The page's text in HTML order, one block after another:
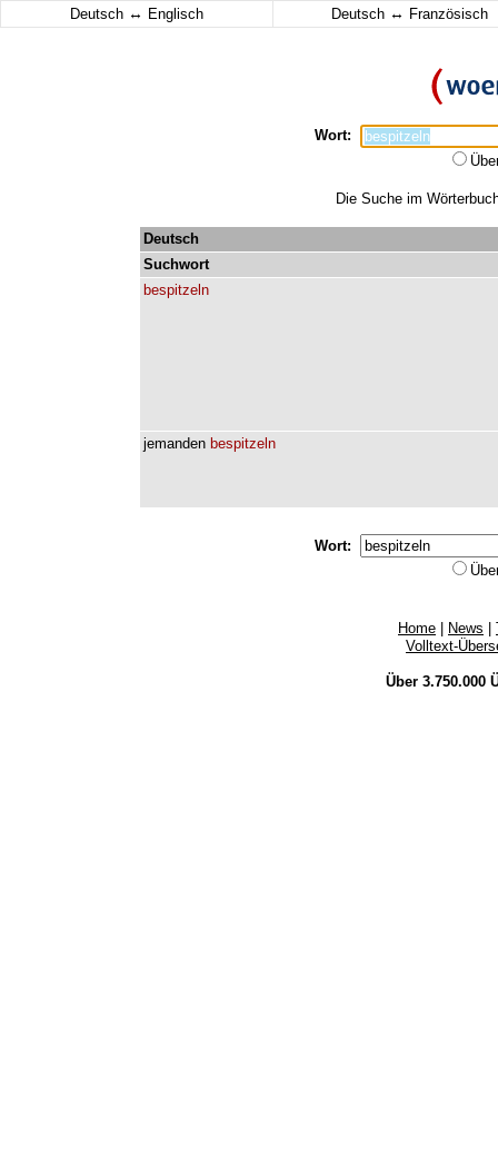
Deutsch ↔ Englisch Deutsch ↔ Französisch
Wort:
Die Suche im
Deutsch
Suchwort
bespitzeln
jemanden bespitzeln
Wort:
Home News
Volltext-
Über 3.750.000